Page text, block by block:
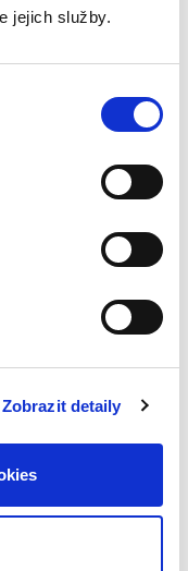
jejich služby.
Zobrazit detaily
pojistného
se vzory